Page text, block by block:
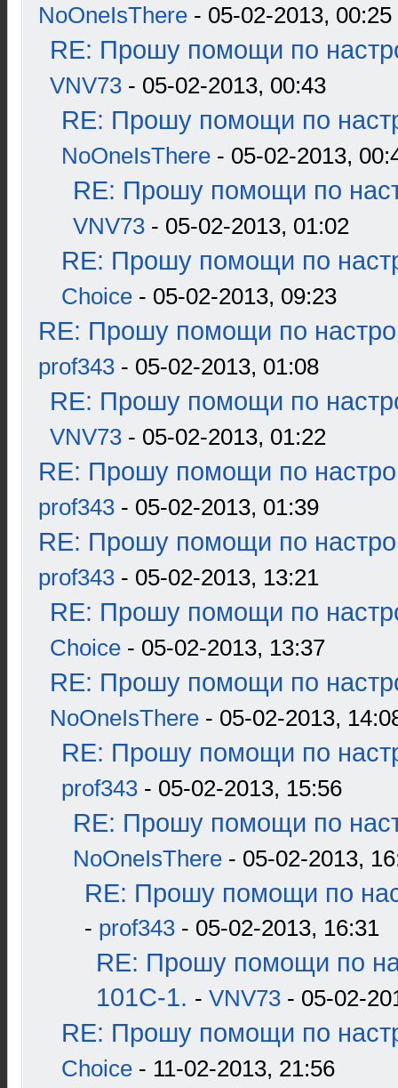
NoOneIsThere - 05-02-2013, 00:25
RE: Прошу помощи по
VNV73 - 05-02-2013, 00:43
RE: Прошу помощи по
NoOneIsThere - 05-02-2013,
RE: Прошу помощи по
VNV73 - 05-02-2013, 01:02
RE: Прошу помощи по
Choice - 05-02-2013, 09:23
RE: Прошу помощи по
prof343 - 05-02-2013, 01:08
RE: Прошу помощи по
VNV73 - 05-02-2013, 01:22
RE: Прошу помощи по
prof343 - 05-02-2013, 01:39
RE: Прошу помощи по
prof343 - 05-02-2013, 13:21
RE: Прошу помощи по
Choice - 05-02-2013, 13:37
RE: Прошу помощи по
NoOneIsThere - 05-02-2013,
RE: Прошу помощи по
prof343 - 05-02-2013, 15:56
RE: Прошу помощи по
NoOneIsThere - 05-02-2013,
RE: Прошу помощи по
- prof343 - 05-02-2013, 16:31
RE: Прошу помощи по
101С-1. - VNV73 - 05-02-
RE: Прошу помощи по
Choice - 11-02-2013, 21:56